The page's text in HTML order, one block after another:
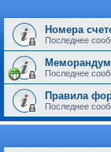
Номера
Последнее
Последнее
Правила
Последнее